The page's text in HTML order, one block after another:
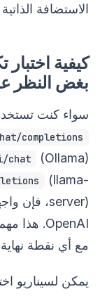
الاستضافة
كيفية
بغض النظر
سواء كنت
completions
chat (Ollama) أو
(llama-
مع أي نقطة نهاية HTTP.
يمكن لسيناريو